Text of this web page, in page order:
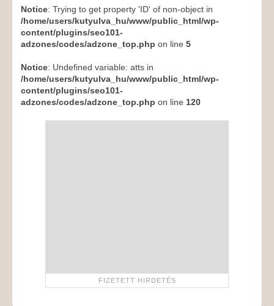
Notice: Trying to get property 'ID' of non-object in
/home/users/kutyulva_hu/www/public_html/wp-
content/plugins/seo101-
adzones/codes/adzone_top.php on line 5
Notice: Undefined variable: atts in
/home/users/kutyulva_hu/www/public_html/wp-
content/plugins/seo101-
adzones/codes/adzone_top.php on line 120